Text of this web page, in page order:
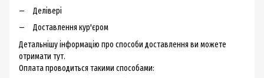
Делівері
Доставлення кур'єром
Детальнішу інформацію про способи доставлення ви можете
отримати тут.
Оплата проводиться такими способами: